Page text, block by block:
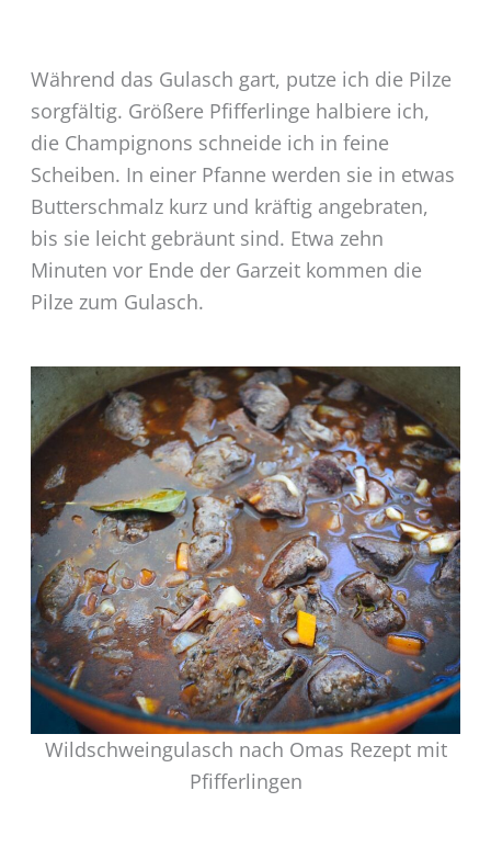
Während das Gulasch gart, putze ich die Pilze
sorgfältig. Größere Pfifferlinge halbiere ich,
die Champignons schneide ich in feine
Scheiben. In einer Pfanne werden sie in etwas
Butterschmalz kurz und kräftig angebraten,
bis sie leicht gebräunt sind. Etwa zehn
Minuten vor Ende der Garzeit kommen die
Pilze zum Gulasch.
Wildschweingulasch nach Omas Rezept mit
Pfifferlingen